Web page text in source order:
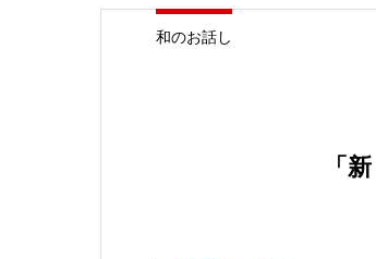
和のお話し
「